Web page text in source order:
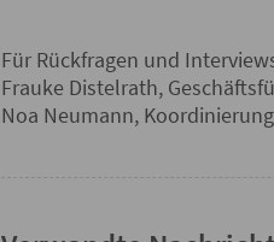
Für Rückfragen und
Frauke Distelrath,
Noa Neumann,